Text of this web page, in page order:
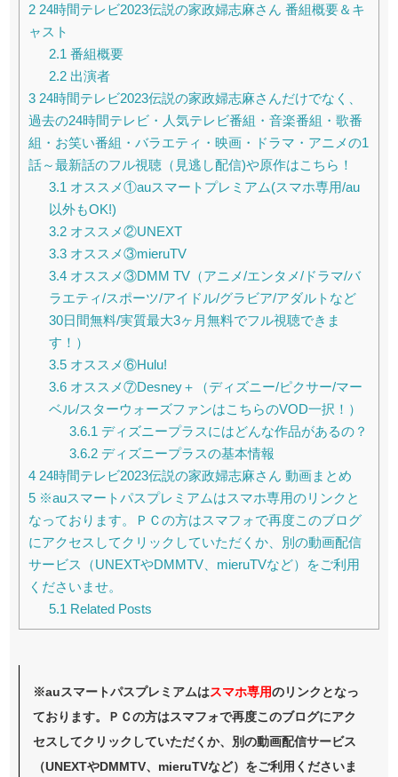
2 24時間テレビ2023伝説の家政婦志麻さん 番組概要＆キ
ャスト
2.1 番組概要
2.2出演者
3 24時間テレビ2023伝説の家政婦志麻さんだけでなく、
過去の24時間テレビ・人気テレビ番組・音楽番組・歌番
組・お笑い番組・バラエティ・映画・ドラマ・アニメの1
話～最新話のフル視聴（見逃し配信)や原作はこちら！
3.1 オススメ①auスマートプレミアム(スマホ専用/au
以外もOK!)
3.2オススメ②UNEXT
3.3オススメ③mieruTV
3.4オススメ③DMM TV（アニメ/エンタメ/ドラマ/バ
ラエティ/スポーツ/アイドル/グラビア/アダルトなど
30日間無料/実質最大3ヶ月無料でフル視聴できま
す！）
3.5オススメ⑥Hulu!
3.6オススメ⑦Desney＋（ディズニー/ピクサー/マー
ベル/スターウォーズファンはこちらのVOD一択！）
3.6.1 ディズニープラスにはどんな作品があるの？
3.6.2ディズニープラスの基本情報
4 24時間テレビ2023伝説の家政婦志麻さん 動画まとめ
5 ※auスマートパスプレミアムはスマホ専用のリンクと
なっております。ＰＣの方はスマフォで再度このブログ
にアクセスしてクリックしていただくか、別の動画配信
サービス（UNEXTやDMMTV、mieruTVなど）をご利用
くださいませ。
5.1 Related Posts
※auスマートパスプレミアムはスマホ専用のリンクとなっ
ております。ＰＣの方はスマフォで再度このブログにアク
セスしてクリックしていただくか、別の動画配信サービス
（UNEXTやDMMTV、mieruTVなど）をご利用くださいま